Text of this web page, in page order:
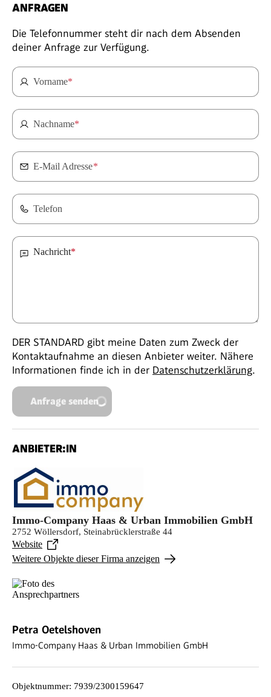
ANFRAGEN
Die Telefonnummer steht dir nach dem Absenden
deiner Anfrage zur Verfügung.
Vorname*
Nachname*
E-Mail Adresse*
Telefon
Nachricht*
DER STANDARD gibt meine Daten zum Zweck der
Kontaktaufnahme an diesen Anbieter weiter. Nähere
Informationen finde ich in der Datenschutzerklärung.
Anfrage senden
ANBIETER:IN
Immo-Company Haas & Urban Immobilien GmbH
2752 Wöllersdorf, Steinabrücklerstraße 44
Website
Weitere Objekte dieser Firma anzeigen
Petra Oetelshoven
Immo-Company Haas & Urban Immobilien GmbH
Objektnummer: 7939/2300159647